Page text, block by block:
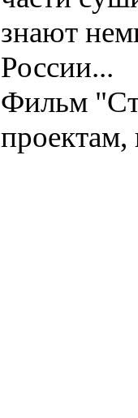
знают
России...
Фильм
проектам,